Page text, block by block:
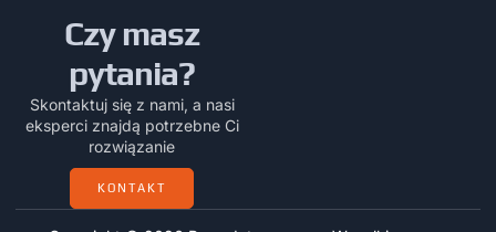
Czy masz
pytania?
Skontaktuj się z nami, a nasi
eksperci znajdą potrzebne Ci
rozwiązanie
KONTAKT